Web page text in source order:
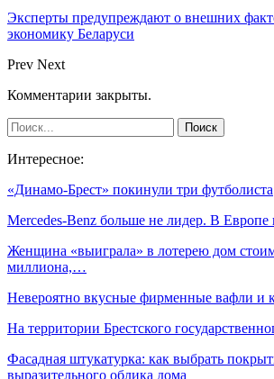
Эксперты предупреждают о внешних
экономику Беларуси
Prev Next
Комментарии закрыты.
Интересное:
«Динамо-Брест» покинули три футболиста
Mercedes-Benz больше не лидер. В
Женщина «выиграла» в лотерею дом
миллиона,…
Невероятно вкусные фирменные вафли и
На территории Брестского
Фасадная штукатурка: как выбрать
выразительного облика дома